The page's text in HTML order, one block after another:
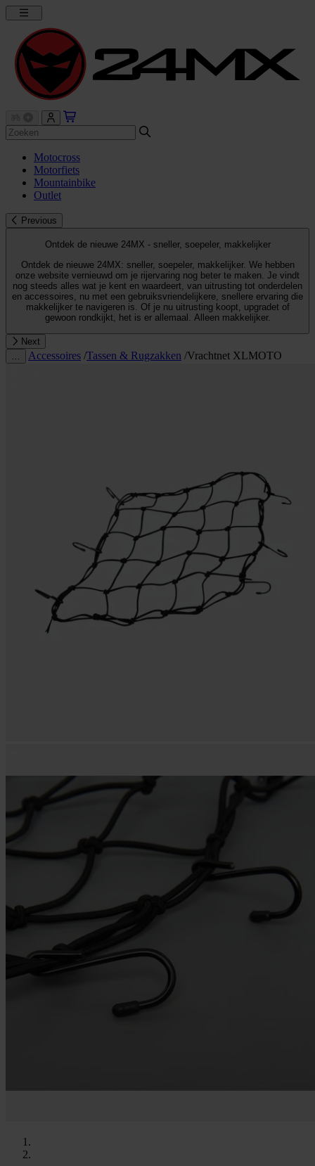
Motocross
Motorfiets
Mountainbike
Outlet
Previous
Ontdek de nieuwe 24MX - sneller, soepeler, makkelijker
Ontdek de nieuwe 24MX: sneller, soepeler, makkelijker. We hebben
onze website vernieuwd om je rijervaring nog beter te maken. Je vindt
nog steeds alles wat je kent en waardeert, van uitrusting tot onderdelen
en accessoires, nu met een gebruiksvriendelijkere, snellere ervaring die
makkelijker te navigeren is. Of je nu uitrusting koopt, upgradet of
gewoon rondkijkt, het is er allemaal. Alleen makkelijker.
Next
Accessoires /Tassen & Rugzakken /Vrachtnet XLMOTO